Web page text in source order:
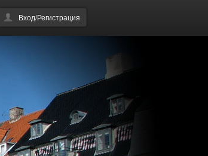
Вход/Регистрация